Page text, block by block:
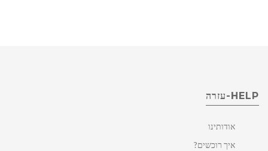
HELP-עזרה
אודותינו
איך רוכשים?